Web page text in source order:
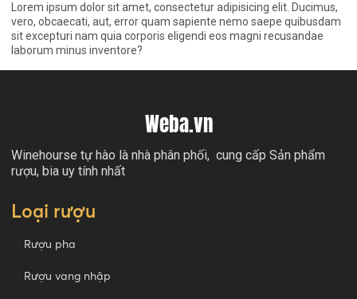
Lorem ipsum dolor sit amet, consectetur adipisicing elit. Ducimus,
vero, obcaecati, aut, error quam sapiente nemo saepe quibusdam
sit excepturi nam quia corporis eligendi eos magni recusandae
laborum minus inventore?
Weba.vn
Winehourse tự hào là nhà phân phối, cung cấp Sản phẩm
rượu, bia uy tính nhất
Loại rượu
Rượu pha
Rượu vang nhập